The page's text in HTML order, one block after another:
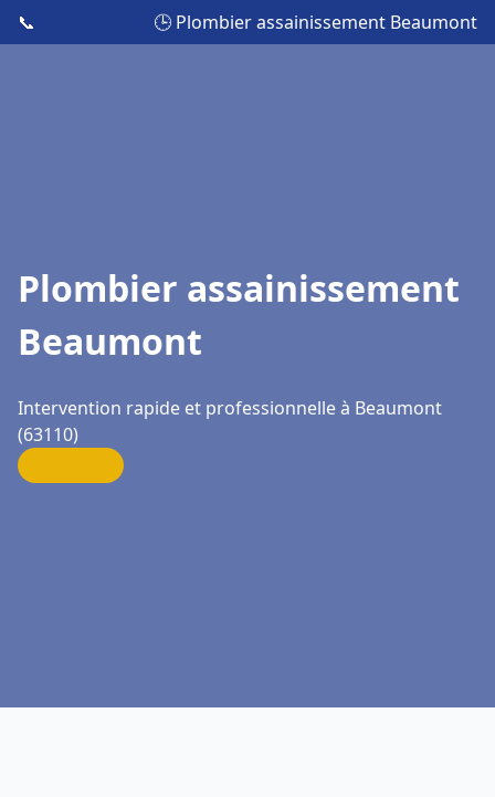
📞 🕒 Plombier assainissement Beaumont
Plombier assainissement
Beaumont
Intervention rapide et professionnelle à Beaumont
(63110)